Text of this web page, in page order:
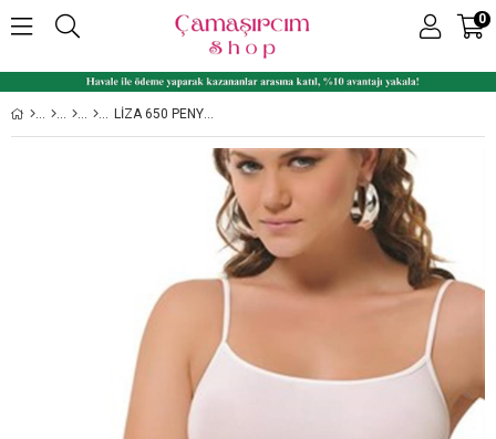
0
LIZA 650 PENYE PEDLI İNCE ASKILI YARIM ATLET